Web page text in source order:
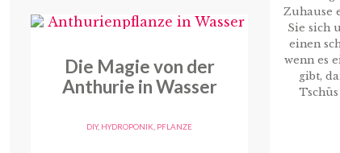
Die Magie von der
Anthurie in Wasser
DIY, HYDROPONIK, PFLANZE
Zuhause
Sie sich
einen
wenn es
gibt,